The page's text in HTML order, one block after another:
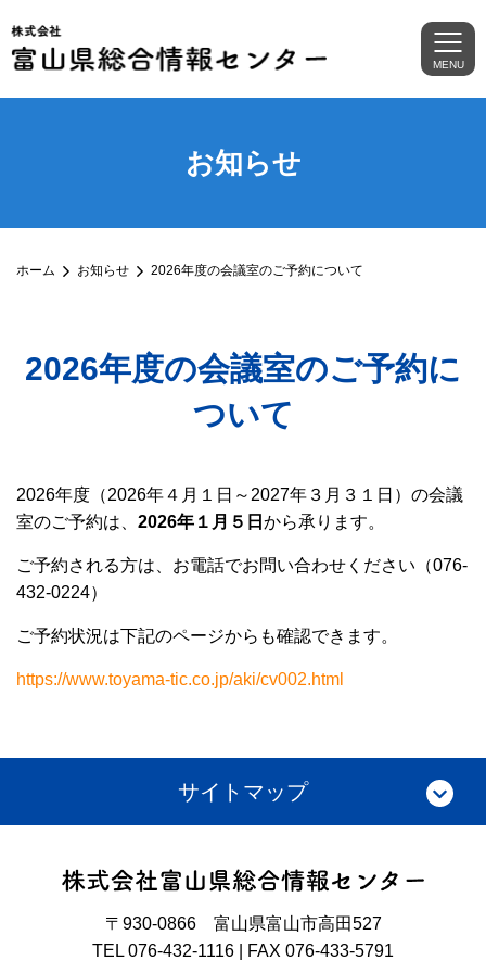
MENU
お知らせ
ホーム お知らせ 2026年度の会議室のご予約について
2026年度の会議室のご予約に
ついて
2026年度（2026年４月１日～2027年３月３１日）の会議
室のご予約は、 2026年１月５日 から承ります。
ご予約される方は、お電話でお問い合わせください（076-
432-0224）
ご予約状況は下記のページからも確認できます。
https://www.toyama-tic.co.jp/aki/cv002.html
サイトマップ
〒930-0866 富山県富山市高田527
TEL 076-432-1116 | FAX 076-433-5791